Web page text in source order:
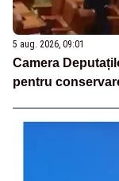
5 aug. 2026, 09:01
Camera
pentru